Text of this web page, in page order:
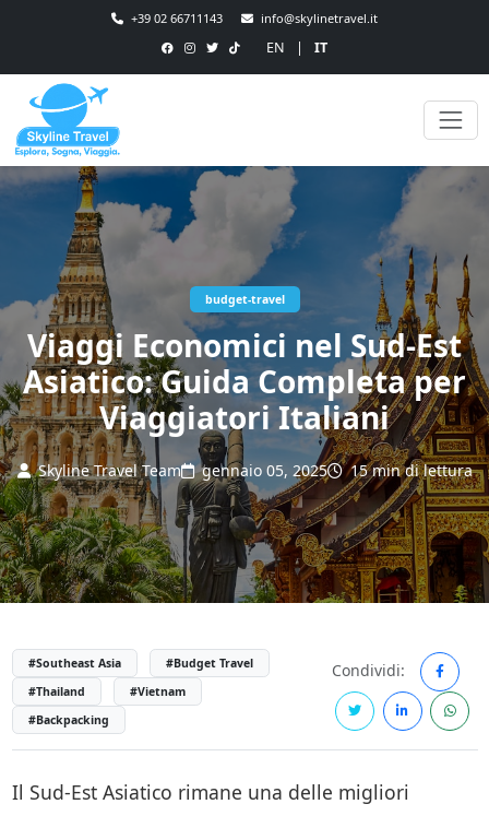
+39 02 66711143 info@skylinetravel.it
EN | IT
budget-travel
Viaggi Economici nel Sud-Est
Asiatico: Guida Completa per
Viaggiatori Italiani
Skyline Travel Team gennaio 05, 2025 15 min di lettura
#Southeast Asia
#Budget Travel
#Thailand
#Vietnam
#Backpacking
Condividi:
Il Sud-Est Asiatico rimane una delle migliori